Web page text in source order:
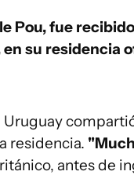
Pou, fue recibido
su residencia
Uruguay
residencia.
antes de